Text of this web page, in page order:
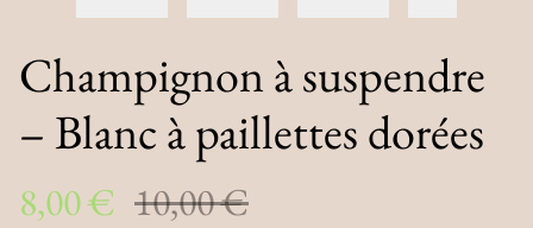
Champignon à suspendre
– Blanc à paillettes dorées
8,00 € 10,00 €